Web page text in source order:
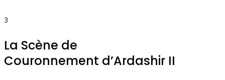
3
La Scène de
Couronnement d’Ardashir II